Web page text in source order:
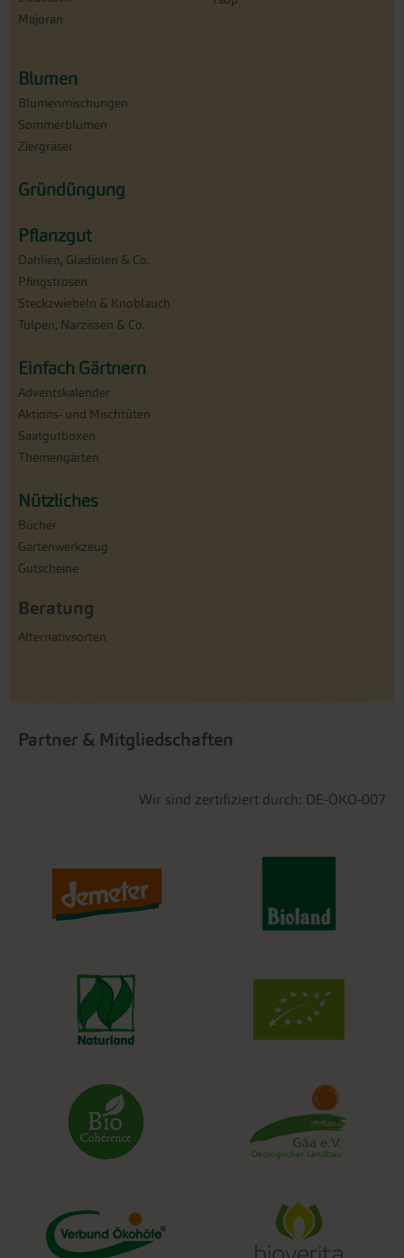
Majoran
Blumen
Blumenmischungen
Sommerblumen
Ziergräser
Gründüngung
Pflanzgut
Dahlien, Gladiolen & Co.
Pfingstrosen
Steckzwiebeln & Knoblauch
Tulpen, Narzissen & Co.
Einfach Gärtnern
Adventskalender
Aktions- und Mischtüten
Saatgutboxen
Themengärten
Nützliches
Bücher
Gartenwerkzeug
Gutscheine
Beratung
Alternativsorten
Partner & Mitgliedschaften
Wir sind zertifiziert durch: DE-ÖKO-007